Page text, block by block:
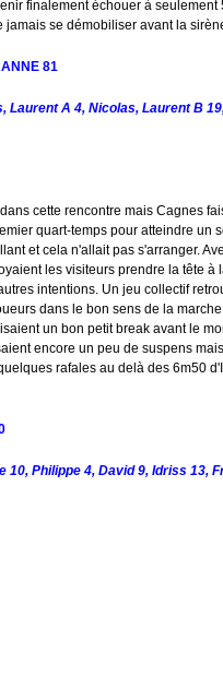
finalement échouer à
se démobiliser avant la
81
Laurent A 4, Nicolas, Laurent B
cette rencontre mais Cagnes
quart-temps pour atteindre un
et cela n'allait pas s'arranger.
les visiteurs prendre la tête à
intentions. Un jeu collectif
dans le bon sens de la
un bon petit break avant le
encore un peu de suspens
rafales au delà des 6m50
10, Philippe 4, David 9, Idriss 13,